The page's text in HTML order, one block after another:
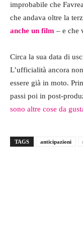
improbabile che
che andava oltre la
anche un film – e che
Circa la sua data di
L’ufficialità ancora
essere già in moto.
passi poi in post-
sono altre cose da
TAGS anticipazioni